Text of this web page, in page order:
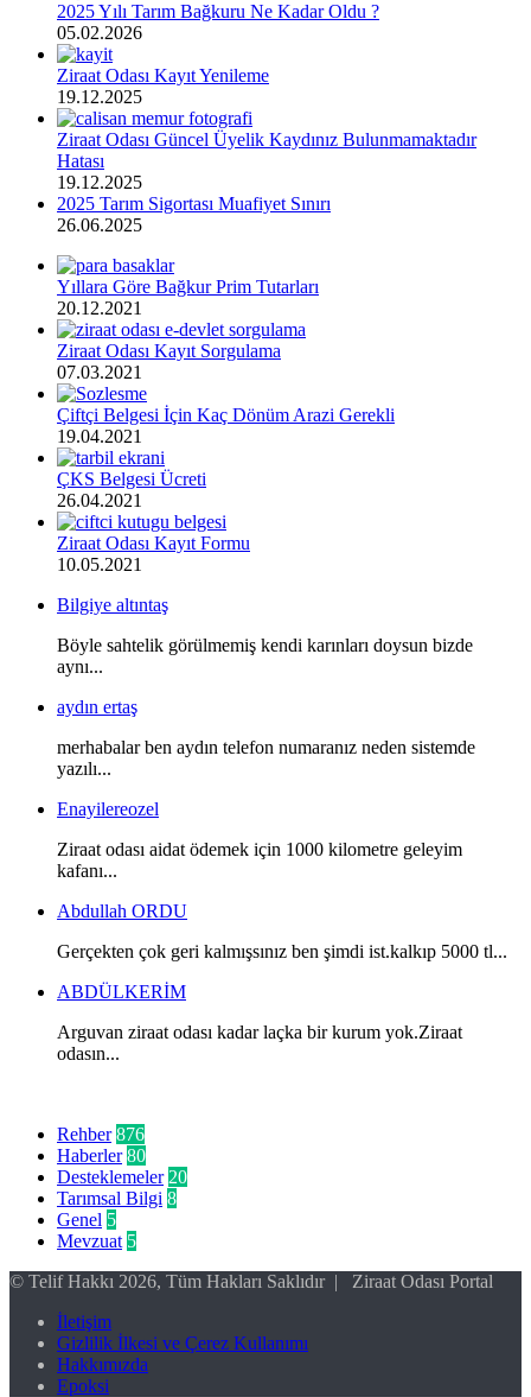
2025 Yılı Tarım Bağkuru Ne Kadar Oldu ?
05.02.2026
Ziraat Odası Kayıt Yenileme
19.12.2025
Ziraat Odası Güncel Üyelik Kaydınız Bulunmamaktadır
Hatası
19.12.2025
2025 Tarım Sigortası Muafiyet Sınırı
26.06.2025
Yıllara Göre Bağkur Prim Tutarları
20.12.2021
Ziraat Odası Kayıt Sorgulama
07.03.2021
Çiftçi Belgesi İçin Kaç Dönüm Arazi Gerekli
19.04.2021
ÇKS Belgesi Ücreti
26.04.2021
Ziraat Odası Kayıt Formu
10.05.2021
Bilgiye altıntaş
Böyle sahtelik görülmemiş kendi karınları doysun bizde
aynı...
aydın ertaş
merhabalar ben aydın telefon numaranız neden sistemde
yazılı...
Enayilereozel
Ziraat odası aidat ödemek için 1000 kilometre geleyim
kafanı...
Abdullah ORDU
Gerçekten çok geri kalmışsınız ben şimdi ist.kalkıp 5000 tl...
ABDÜLKERİM
Arguvan ziraat odası kadar laçka bir kurum yok.Ziraat
odasın...
Rehber 876
Haberler 80
Desteklemeler 20
Tarımsal Bilgi 8
Genel 5
Mevzuat 5
© Telif Hakkı 2026, Tüm Hakları Saklıdır | Ziraat Odası Portal
İletişim
Gizlilik İlkesi ve Çerez Kullanımı
Hakkımızda
Epoksi